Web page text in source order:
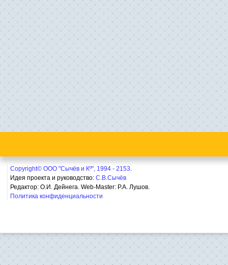
Copyright© ООО "Сычёв и Кº", 1994 - 2153.
Идея проекта и руководство: С.В.Сычёв
Редактор: О.И. Дейнега. Web-Master: Р.А. Лушов.
Политика конфиденциальности